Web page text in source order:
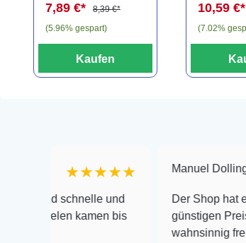
7,89 €*
8,39 €*
(5.96% gespart)
Kaufen
10,59 €*
(7.02%
★★★★★
schnelle und
kamen bis
Manuel Dollinger
Der Shop hat eine
günstigen Preisen. Der
wahnsinnig freundlich